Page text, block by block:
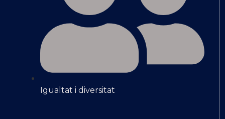
Igualtat i diversitat